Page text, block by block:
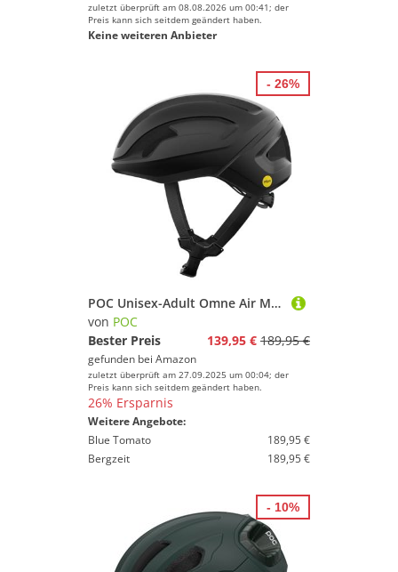
zuletzt überprüft am 08.08.2026 um 00:41; der
Preis kann sich seitdem geändert haben.
Keine weiteren Anbieter
POC Unisex-Adult Omne Air MIPS Fahrradhelm, Uranium Black Matt, L (56-61cm)
von POC
Bester Preis
139,95 € 189,95 €
gefunden bei Amazon
zuletzt überprüft am 27.09.2025 um 00:04; der
Preis kann sich seitdem geändert haben.
26% Ersparnis
Weitere Angebote:
Blue Tomato
189,95 €
Bergzeit
189,95 €
- 26%
- 10%